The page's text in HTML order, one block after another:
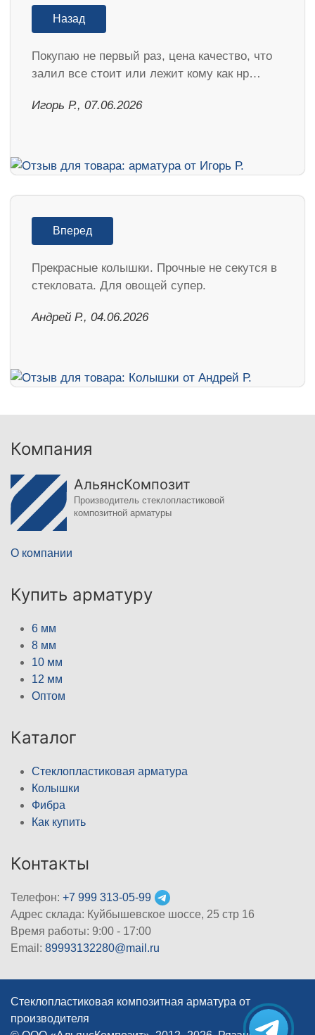
Назад
Покупаю не первый раз, цена качество, что
залил все стоит или лежит кому как нр…
Игорь Р., 07.06.2026
Вперед
Прекрасные колышки. Прочные не секутся в
стекловата. Для овощей супер.
Андрей Р., 04.06.2026
Компания
АльянсКомпозит
Производитель стеклопластиковой
композитной арматуры
О компании
Купить арматуру
6 мм
8 мм
10 мм
12 мм
Оптом
Каталог
Стеклопластиковая арматура
Колышки
Фибра
Как купить
Контакты
Телефон: +7 999 313-05-99
Адрес склада: Куйбышевское шоссе, 25 стр 16
Время работы: 9:00 - 17:00
Email: 89993132280@mail.ru
Стеклопластиковая композитная арматура от
производителя